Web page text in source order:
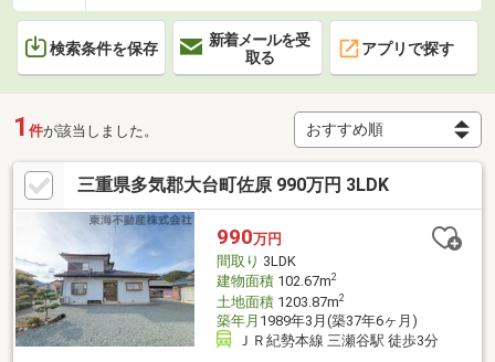
検索条件を保存
新着メールを受
取る
アプリで探す
1 件が該当しました。
三重県多気郡大台町佐原 990万円 3LDK
990万円
間取り 3LDK
建物面積102.67m2
土地面積1203.87m2
築年月 1989年3月(築37年6ヶ月)
ＪＲ紀勢本線 三瀬谷駅 徒歩3分